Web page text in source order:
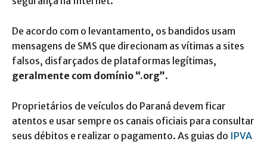
De acordo com o levantamento, os bandidos usam
mensagens de SMS que direcionam as vítimas a sites
falsos, disfarçados de plataformas legítimas,
geralmente com domínio “.org”.
Proprietários de veículos do Paraná devem ficar
atentos e usar sempre os canais oficiais para consultar
seus débitos e realizar o pagamento. As guias do IPVA